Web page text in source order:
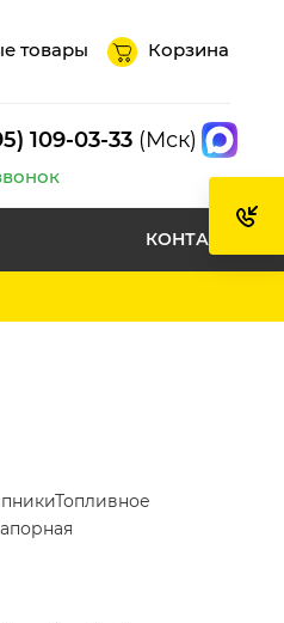
товары Корзина
109-03-33 (Мск)
КОНТАКТЫ
Топливное